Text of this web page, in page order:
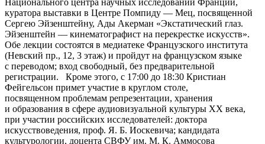
куратора выставки в Центре Помпиду — Мец, посвященной
Сергею Эйзенштейну, Ады Акерман «Экстатический глаз.
Эйзенштейн — кинематографист на перекрестке искусств».
Обе лекции состоятся в медиатеке Французского института
(Невский пр., 12, 3 этаж) и пройдут на французском языке
с переводом; вход свободный, без предварительной
регистрации. Кроме этого, с 17:00 до 18:30 Кристиан
Фейгельсон примет участие в круглом столе,
посвященном проблемам репрезентации, хранения
и образования в сфере аудиовизуальной культуры XX века,
при участии российских исследователей: доктора
искусствоведения, проф. Я. Б. Иоскевича; кандидата
культурологии, доцента СВФУ им. М. К. Аммосова